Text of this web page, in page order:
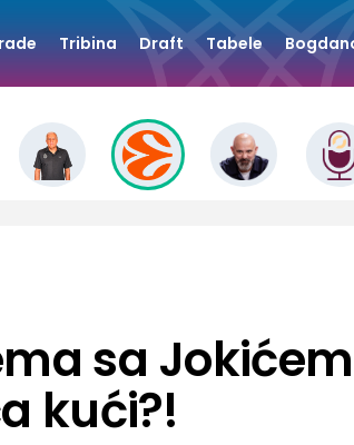
Tribina Draft Tabele
sa
kući?!